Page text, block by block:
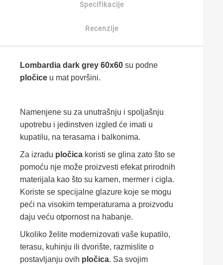
Specifikacije
Recenzije
Lombardia dark grey 60x60 su podne
pločice u mat površini.
Namenjene su za unutrašnju i spoljašnju
upotrebu i jedinstven izgled će imati u
kupatilu, na terasama i balkonima.
Za izradu pločica koristi se glina zato što se
pomoću nje može proizvesti efekat prirodnih
materijala kao što su kamen, mermer i cigla.
Koriste se specijalne glazure koje se mogu
peći na visokim temperaturama a proizvodu
daju veću otpornost na habanje.
Ukoliko želite modernizovati vaše kupatilo,
terasu, kuhinju ili dvorište, razmislite o
postavljanju ovih pločica. Sa svojim